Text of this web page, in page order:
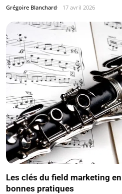
Grégoire Blanchard 17 avril 2026
Les clés du field marketing
bonnes pratiques